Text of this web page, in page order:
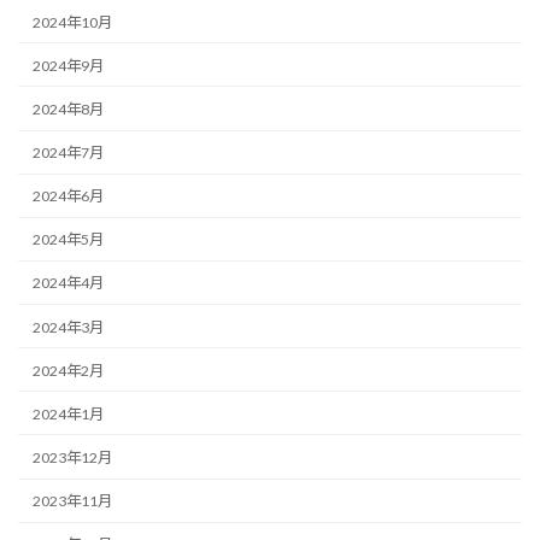
2024年10月
2024年9月
2024年8月
2024年7月
2024年6月
2024年5月
2024年4月
2024年3月
2024年2月
2024年1月
2023年12月
2023年11月